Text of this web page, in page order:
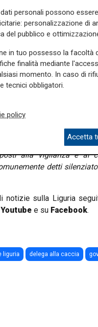
alla Salute
per ridurre la
rurali, sia periurbani
privati per
della Regione
-che amplia in modo
coordinamento
per prevedere
di settembre al 15
agenti dei servizi di
regionali oltre ai
alla vigilanza e al
detti
notizie sulla Liguria
Youtube e su Facebook.
liguria delega alla caccia
personali possono
personalizzazione di
del pubblico e
in tuo possesso la facoltà
finalità mediante
momento. In caso di
tecnici obbligatori.
policy
Accetta